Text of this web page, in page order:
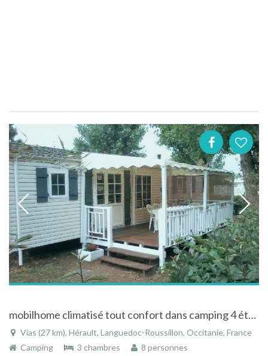
mobilhome climatisé tout confort dans camping 4 étoiles à Vias Plage (Languedoc)
Vias (27 km), Hérault, Languedoc-Roussillon, Occitanie, France
Camping
3 chambres 8 personnes